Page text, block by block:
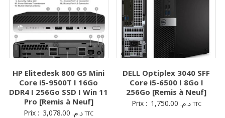
HP Elitedesk 800 G5 Mini
Core i5-9500T I 16Go
DDR4 I 256Go SSD I Win 11
Pro [Remis à Neuf]
Prix : د.م. TTC
DELL Optiplex 3040 SFF
Core i5-6500 I 8Go I
256Go [Remis à Neuf]
Prix : د.م. TTC